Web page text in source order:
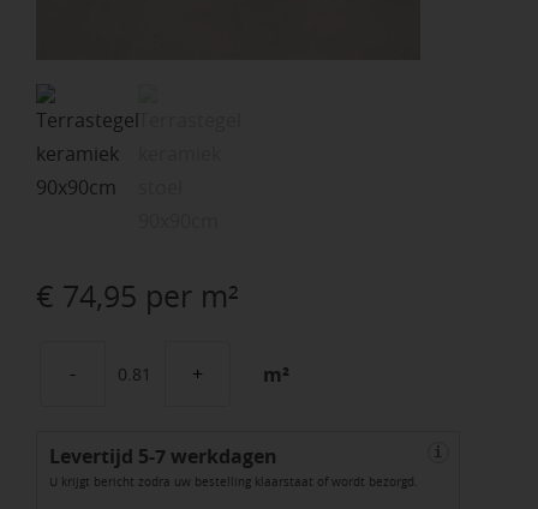
€ 74,95 per m²
Kera
cm
Nice
m²
Levertijd 5-7 werkdagen
U krijgt bericht zodra uw bestelling klaarstaat of wordt bezorgd.
i